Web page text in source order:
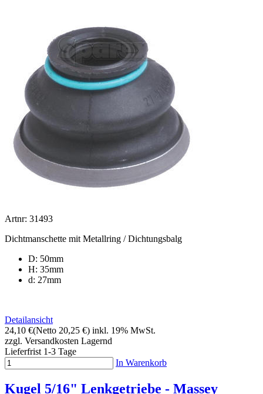
Artnr: 31493
Dichtmanschette mit Metallring / Dichtungsbalg
D: 50mm
H: 35mm
d: 27mm
Detailansicht
24,10 €(Netto 20,25 €) inkl. 19% MwSt.
zzgl. Versandkosten Lagernd
Lieferfrist 1-3 Tage
In Warenkorb
Kugel 5/16" Lenkgetriebe - Massey